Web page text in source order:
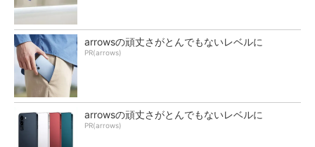
arrowsの頑丈さがとんでもないレベルに
PR(arrows)
arrowsの頑丈さがとんでもないレベルに
PR(arrows)